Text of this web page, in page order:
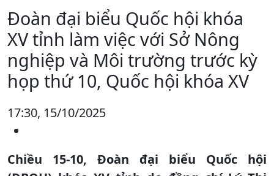
Đoàn đại biểu Quốc hội khóa
XV tỉnh làm việc với Sở Nông
nghiệp và Môi trường trước kỳ
họp thứ 10, Quốc hội khóa XV
17:30, 15/10/2025
Chiều 15-10, Đoàn đại biểu Quốc hội